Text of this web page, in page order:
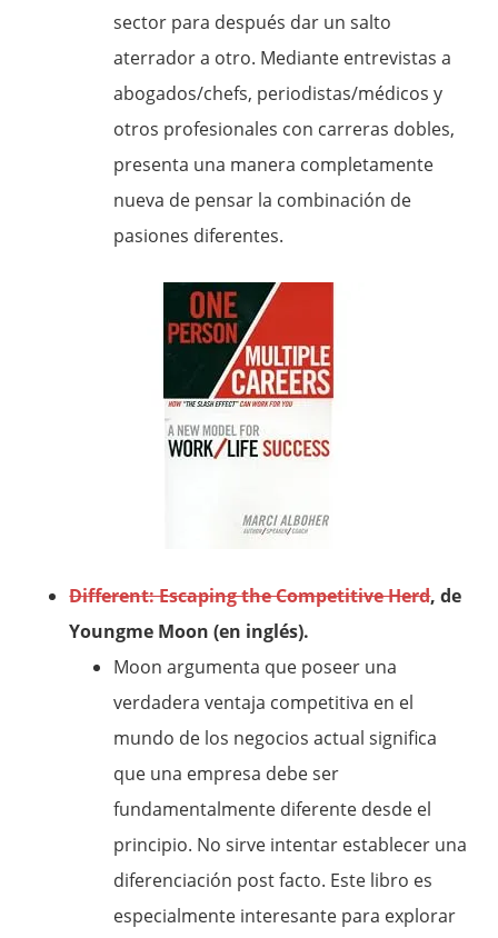
sector para después dar un salto
aterrador a otro. Mediante entrevistas a
abogados/chefs, periodistas/médicos y
otros profesionales con carreras dobles,
presenta una manera completamente
nueva de pensar la combinación de
pasiones diferentes.
Different: Escaping the Competitive Herd, de
Youngme Moon (en inglés).
Moon argumenta que poseer una
verdadera ventaja competitiva en el
mundo de los negocios actual significa
que una empresa debe ser
fundamentalmente diferente desde el
principio. No sirve intentar establecer una
diferenciación post facto. Este libro es
especialmente interesante para explorar